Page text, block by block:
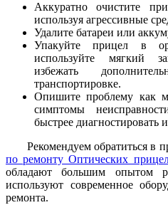
Аккуратно очистите
используя агрессивные
Удалите батареи или
Упакуйте прицел в
используйте мягкий
избежать
транспортировке.
Опишите проблему как
симптомы
быстрее диагностировать
Рекомендуем обратиться в
по ремонту Оптических
обладают большим опытом
используют современное
ремонта.